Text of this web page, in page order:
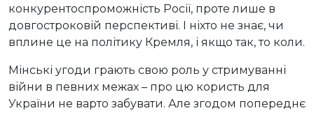
конкурентоспроможність Росії, проте лише в
довгостроковій перспективі. І ніхто не знає, чи
вплине це на політику Кремля, і якщо так, то коли.
Мінські угоди грають свою роль у стримуванні
війни в певних межах – про цю користь для
України не варто забувати. Але згодом попереднє